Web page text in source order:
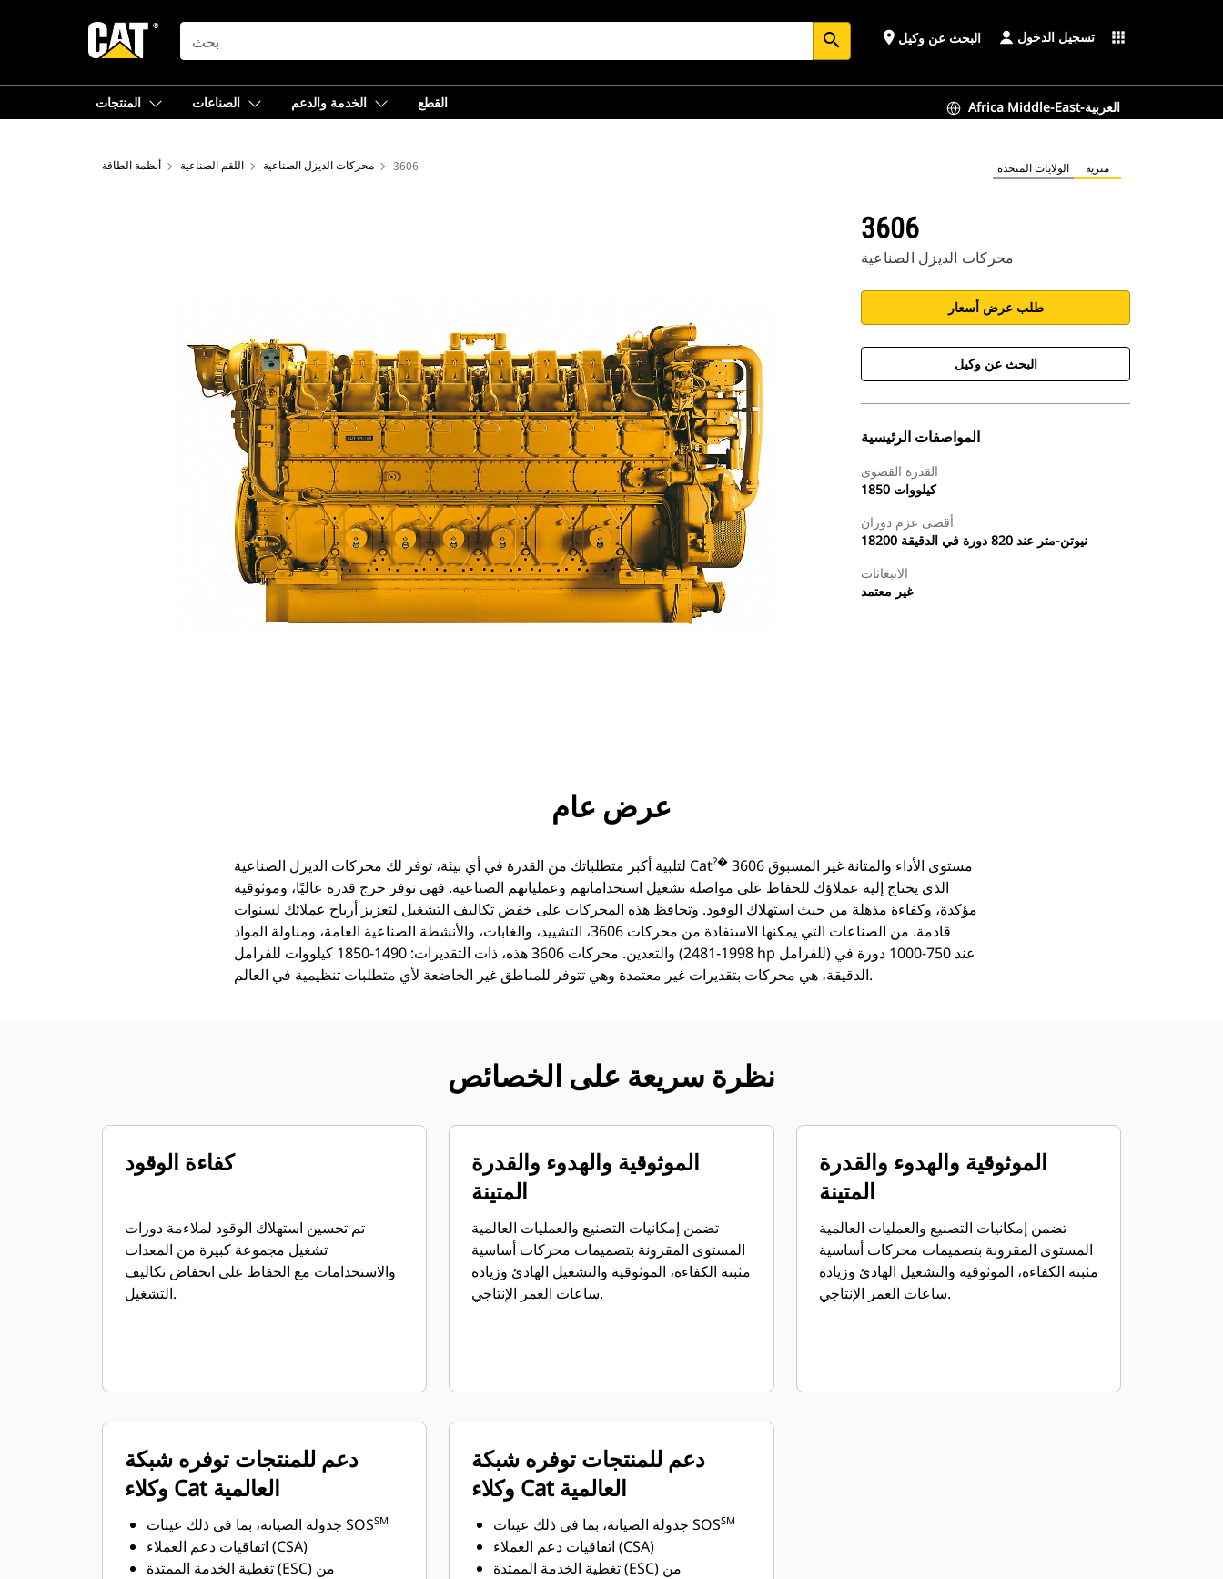
SEARCH search place البحث عن وكيل تسجيل الدخول apps
المنتجات الصناعات الخدمة والدعم القطع Africa Middle-East-العربية
أنظمة الطاقة اللقم الصناعية محركات الديزل الصناعية 3606 الولايات المتحدة مترية
3606
محركات الديزل الصناعية
طلب عرض أسعار
البحث عن وكيل
المواصفات الرئيسية
القدرة القصوى
1850 كيلووات
أقصى عزم دوران
18200 نيوتن-متر عند 820 دورة في الدقيقة
الانبعاثات
غير معتمد
الأدوات
عرض عام
لتلبية أكبر متطلباتك من القدرة في أي بيئة، توفر لك محركات الديزل الصناعية Cat?� 3606 مستوى الأداء والمتانة غير المسبوق
الذي يحتاج إليه عملاؤك للحفاظ على مواصلة تشغيل استخداماتهم وعملياتهم الصناعية. فهي توفر خرج قدرة عاليًا، وموثوقية
مؤكدة، وكفاءة مذهلة من حيث استهلاك الوقود. وتحافظ هذه المحركات على خفض تكاليف التشغيل لتعزيز أرباح عملائك لسنوات
قادمة. من الصناعات التي يمكنها الاستفادة من محركات 3606، التشييد، والغابات، والأنشطة الصناعية العامة، ومناولة المواد
والتعدين. محركات 3606 هذه، ذات التقديرات: 1490-1850 كيلووات للفرامل (1998-2481 hp للفرامل) عند 750-1000 دورة في
الدقيقة، هي محركات بتقديرات غير معتمدة وهي تتوفر للمناطق غير الخاضعة لأي متطلبات تنظيمية في العالم.
نظرة سريعة على الخصائص
كفاءة الوقود
تم تحسين استهلاك الوقود لملاءمة دورات
تشغيل مجموعة كبيرة من المعدات
والاستخدامات مع الحفاظ على انخفاض تكاليف
التشغيل.
الموثوقية والهدوء والقدرة
المتينة
تضمن إمكانيات التصنيع والعمليات العالمية
المستوى المقرونة بتصميمات محركات أساسية
مثبتة الكفاءة، الموثوقية والتشغيل الهادئ وزيادة
ساعات العمر الإنتاجي.
الموثوقية والهدوء والقدرة
المتينة
تضمن إمكانيات التصنيع والعمليات العالمية
المستوى المقرونة بتصميمات محركات أساسية
مثبتة الكفاءة، الموثوقية والتشغيل الهادئ وزيادة
ساعات العمر الإنتاجي.
دعم للمنتجات توفره شبكة
وكلاء Cat العالمية
جدولة الصيانة، بما في ذلك عينات SOSSM
اتفاقيات دعم العملاء (CSA)
تغطية الخدمة الممتدة (ESC) من
دعم للمنتجات توفره شبكة
وكلاء Cat العالمية
جدولة الصيانة، بما في ذلك عينات SOSSM
اتفاقيات دعم العملاء (CSA)
تغطية الخدمة الممتدة (ESC) من